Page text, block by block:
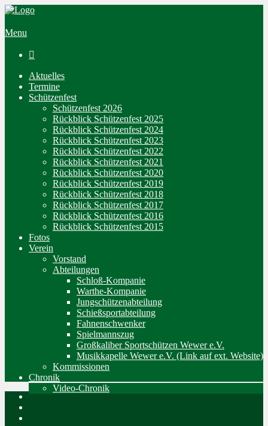
Menu

Aktuelles
Termine
Schützenfest
Schützenfest 2026
Rückblick Schützenfest 2025
Rückblick Schützenfest 2024
Rückblick Schützenfest 2023
Rückblick Schützenfest 2022
Rückblick Schützenfest 2021
Rückblick Schützenfest 2020
Rückblick Schützenfest 2019
Rückblick Schützenfest 2018
Rückblick Schützenfest 2017
Rückblick Schützenfest 2016
Rückblick Schützenfest 2015
Fotos
Verein
Vorstand
Abteilungen
Schloß-Kompanie
Warthe-Kompanie
Jungschützenabteilung
Schießsportabteilung
Fahnenschwenker
Spielmannszug
Großkaliber Sportschützen Wewer e.V.
Musikkapelle Wewer e.V. (Link auf ext. Website)
Kommissionen
Chronik
Video-Chronik